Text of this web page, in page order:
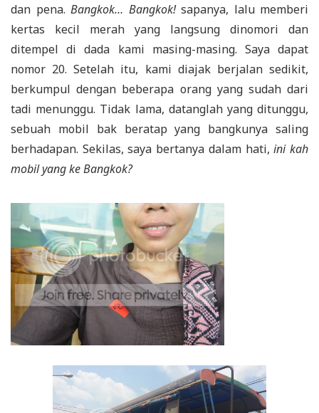
dan pena. Bangkok… Bangkok!sapanya, lalu memberi
kertas kecil merah yang langsung dinomori dan
ditempel di dada kami masing-masing. Saya dapat
nomor 20. Setelah itu, kami diajak berjalan sedikit,
berkumpul dengan beberapa orang yang sudah dari
tadi menunggu. Tidak lama, datanglah yang ditunggu,
sebuah mobil bak beratap yang bangkunya saling
berhadapan. Sekilas, saya bertanya dalam hati,ini kah
mobil yang ke Bangkok?